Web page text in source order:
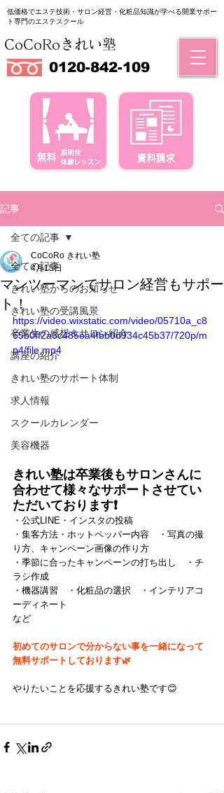
低価格でエステ技術・サロン経営・化粧品知識が学べる​開業サポー
ト専門のエステスクール
0120-842-109
CoCoRoきれい塾
記事
全ての記事
きれい塾からのお知らせ
きれい塾の受講風景
卒業生の感想＆サロン紹介
講座の紹介
きれい塾のサポート体制
求人情報
スクールカレンダー
美容機器
全ての記事
マンツーマンでサロン経営もサポー
ト！
CoCoRo きれい塾
4月15日
https://video.wixstatic.com/video/05710a_c8
65b0ff2a6c485ea4fbb0d934c45b37/720p/m
p4/file.mp4
きれい塾は卒業後もサロンさんに
合わせて様々なサポートさせてい
ただいております❗
・公式LINE・インスタの投稿
・集客方法・ホットペッパー内容　・写真の撮
り方、キャンペーン画像の作り方
・季節に合ったキャンペーンの打ち出し　・チ
ラシ作成
・機器講習　・化粧品の選択　・インテリアコ
ーディネート
など
初めてのサロンで分からない事を一緒になって
無料サポートしております🌿
やりたいことを応援するきれい塾です😊